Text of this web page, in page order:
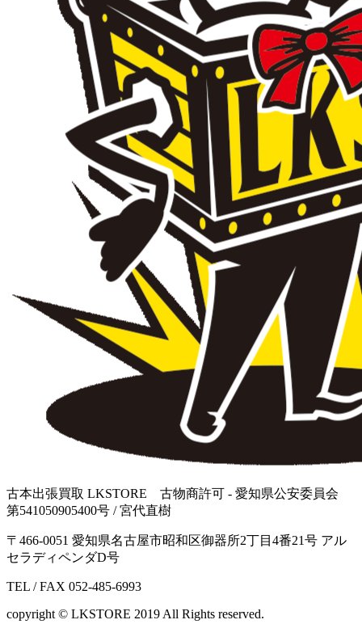
古本出張買取 LKSTORE 古物商許可 - 愛知県公安委員会
第541050905400号 / 宮代直樹
〒466-0051 愛知県名古屋市昭和区御器所2丁目4番21号 アル
セラディペンダD号
TEL / FAX 052-485-6993
copyright © LKSTORE 2019 All Rights reserved.